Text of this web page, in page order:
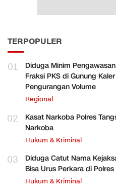
TERPOPULER
01
Diduga Minim
Fraksi PKS di Gunung
Pengurangan Volume
Regional
02
Kasat Narkoba Polres
Narkoba
Hukum & Kriminal
03
Diduga Catut Nama
Bisa Urus Perkara di
Hukum & Kriminal